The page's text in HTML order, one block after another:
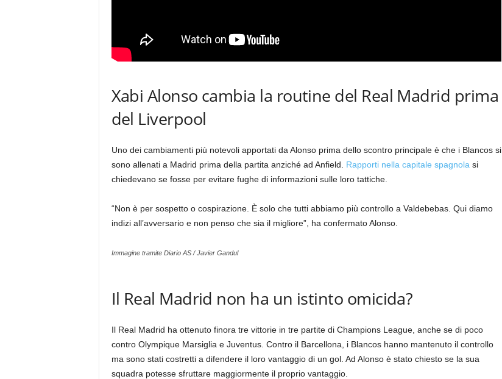
Xabi Alonso cambia la routine del Real Madrid prima
del Liverpool
Uno dei cambiamenti più notevoli apportati da Alonso prima dello scontro principale è che i Blancos si
sono allenati a Madrid prima della partita anziché ad Anfield. Rapporti nella capitale spagnola si
chiedevano se fosse per evitare fughe di informazioni sulle loro tattiche.
“Non è per sospetto o cospirazione. È solo che tutti abbiamo più controllo a Valdebebas. Qui diamo
indizi all’avversario e non penso che sia il migliore”, ha confermato Alonso.
Immagine tramite Diario AS / Javier Gandul
Il Real Madrid non ha un istinto omicida?
Il Real Madrid ha ottenuto finora tre vittorie in tre partite di Champions League, anche se di poco
contro Olympique Marsiglia e Juventus. Contro il Barcellona, ​​i Blancos hanno mantenuto il controllo
ma sono stati costretti a difendere il loro vantaggio di un gol. Ad Alonso è stato chiesto se la sua
squadra potesse sfruttare maggiormente il proprio vantaggio.